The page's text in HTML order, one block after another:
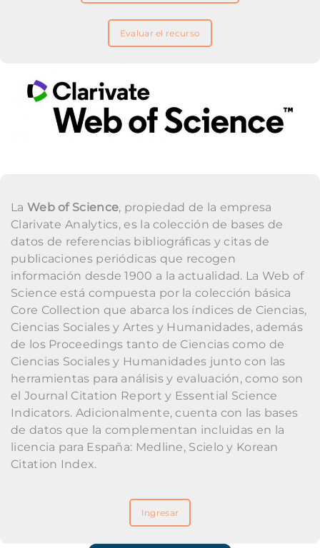
Evaluar el recurso
La Web of Science, propiedad de la empresa
Clarivate Analytics, es la colección de bases de
datos de referencias bibliográficas y citas de
publicaciones periódicas que recogen
información desde 1900 a la actualidad. La Web of
Science está compuesta por la colección básica
Core Collection que abarca los índices de Ciencias,
Ciencias Sociales y Artes y Humanidades, además
de los Proceedings tanto de Ciencias como de
Ciencias Sociales y Humanidades junto con las
herramientas para análisis y evaluación, como son
el Journal Citation Report y Essential Science
Indicators. Adicionalmente, cuenta con las bases
de datos que la complementan incluidas en la
licencia para España: Medline, Scielo y Korean
Citation Index.
Ingresar